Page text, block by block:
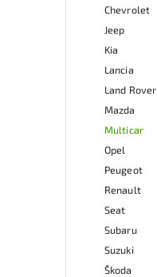
Chevrolet
Jeep
Kia
Lancia
Land Rover
Mazda
Multicar
Opel
Peugeot
Renault
Seat
Subaru
Suzuki
Škoda